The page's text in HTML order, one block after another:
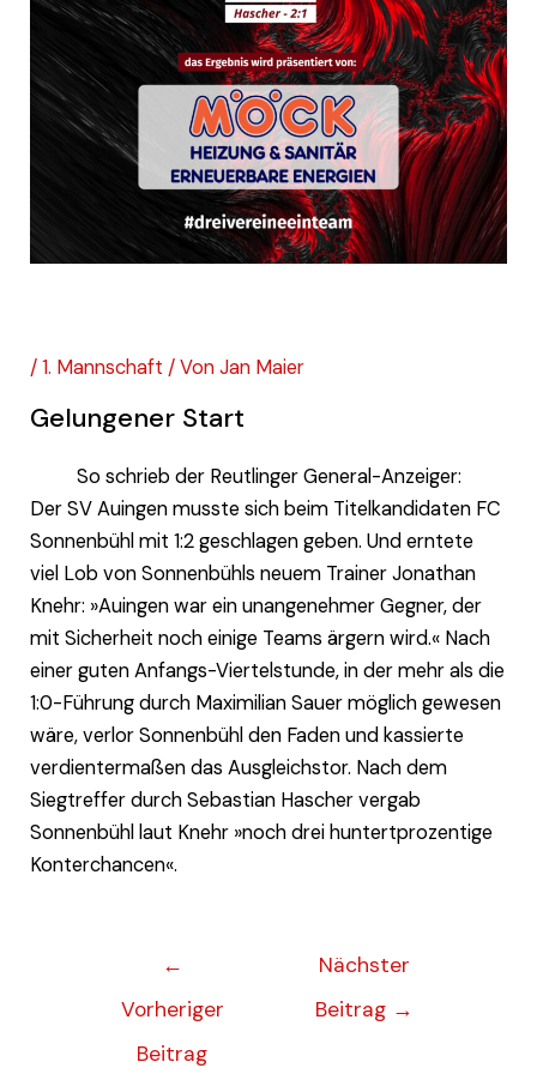
/1. Mannschaft / VonJan Maier
Gelungener Start
So schrieb der Reutlinger General-Anzeiger:
Der SV Auingen musste sich beim Titelkandidaten FC
Sonnenbühl mit 1:2 geschlagen geben. Und erntete
viel Lob von Sonnenbühls neuem Trainer Jonathan
Knehr: »Auingen war ein unangenehmer Gegner, der
mit Sicherheit noch einige Teams ärgern wird.« Nach
einer guten Anfangs-Viertelstunde, in der mehr als die
1:0-Führung durch Maximilian Sauer möglich gewesen
wäre, verlor Sonnenbühl den Faden und kassierte
verdientermaßen das Ausgleichstor. Nach dem
Siegtreffer durch Sebastian Hascher vergab
Sonnenbühl laut Knehr »noch drei huntertprozentige
Konterchancen«.
←
Vorheriger
Beitrag
Nächster
Beitrag →